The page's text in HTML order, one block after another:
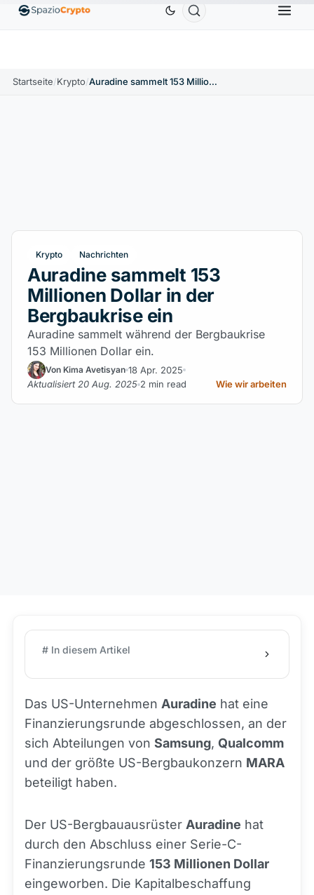
EthereumETH1.880,58 $ USDT 0,9991 $ BNB586,64
Startseite/Krypto/ Auradine sammelt 153 Millionen Dollar in der Bergbaukrise ein
Krypto Nachrichten
Auradine sammelt 153
Millionen Dollar in der
Bergbaukrise ein
Auradine sammelt während der Bergbaukrise
153 Millionen Dollar ein.
Von Kima Avetisyan 18 Apr. 2025
Aktualisiert 20 Aug. 2025 2 min read Wie wir arbeiten
# In diesem Artikel
Das US-Unternehmen Auradine hat eine
Finanzierungsrunde abgeschlossen, an der
sich Abteilungen von Samsung, Qualcomm
und der größte US-Bergbaukonzern MARA
beteiligt haben.
Der US-Bergbauausrüster Auradine hat
durch den Abschluss einer Serie-C-
Finanzierungsrunde 153 Millionen Dollar
eingeworben. Die Kapitalbeschaffung